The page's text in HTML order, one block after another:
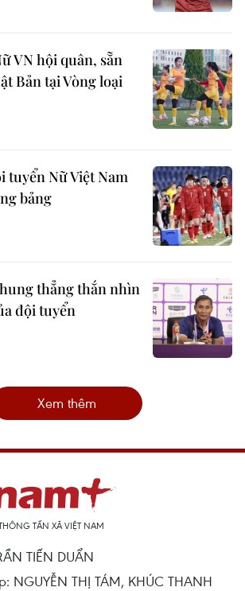
VN hội quân, sẵn
Bản tại Vòng loại
tuyển Nữ Việt Nam
bảng
thẳng thắn nhìn
đội tuyển
Xem thêm
TẤN XÃ VIỆT NAM
TIẾN DUẨN
NGUYỄN THỊ TÁM, KHÚC THANH